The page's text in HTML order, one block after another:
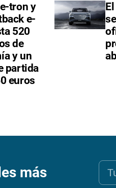
tron y
e-
520
de
y un
partida
euros
más